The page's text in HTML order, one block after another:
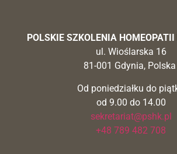
POLSKIE SZKOLENIA
ul. Wioślarska 16
81-001 Gdynia, Polska
Od poniedziałku do
od 9.00 do 14.00
sekretariat@pshk.pl
+48 789 482 708